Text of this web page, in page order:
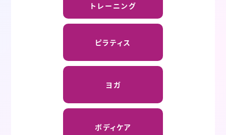
トレーニング
ピラティス
ヨガ
ボディケア